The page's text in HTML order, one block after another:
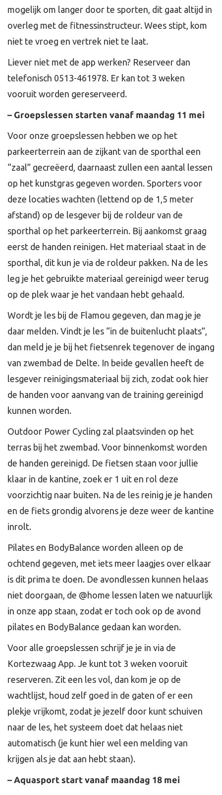
mogelijk om langer door te sporten, dit gaat altijd in
overleg met de fitnessinstructeur. Wees stipt, kom
niet te vroeg en vertrek niet te laat.
Liever niet met de app werken? Reserveer dan
telefonisch 0513-461978. Er kan tot 3 weken
vooruit worden gereserveerd.
– Groepslessen starten vanaf maandag 11 mei
Voor onze groepslessen hebben we op het
parkeerterrein aan de zijkant van de sporthal een
“zaal” gecreëerd, daarnaast zullen een aantal lessen
op het kunstgras gegeven worden. Sporters voor
deze locaties wachten (lettend op de 1,5 meter
afstand) op de lesgever bij de roldeur van de
sporthal op het parkeerterrein. Bij aankomst graag
eerst de handen reinigen. Het materiaal staat in de
sporthal, dit kun je via de roldeur pakken. Na de les
leg je het gebruikte materiaal gereinigd weer terug
op de plek waar je het vandaan hebt gehaald.
Wordt je les bij de Flamou gegeven, dan mag je je
daar melden. Vindt je les “in de buitenlucht plaats”,
dan meld je je bij het fietsenrek tegenover de ingang
van zwembad de Delte. In beide gevallen heeft de
lesgever reinigingsmateriaal bij zich, zodat ook hier
de handen voor aanvang van de training gereinigd
kunnen worden.
Outdoor Power Cycling zal plaatsvinden op het
terras bij het zwembad. Voor binnenkomst worden
de handen gereinigd. De fietsen staan voor jullie
klaar in de kantine, zoek er 1 uit en rol deze
voorzichtig naar buiten. Na de les reinig je je handen
en de fiets grondig alvorens je deze weer de kantine
inrolt.
Pilates en BodyBalance worden alleen op de
ochtend gegeven, met iets meer laagjes over elkaar
is dit prima te doen. De avondlessen kunnen helaas
niet doorgaan, de @home lessen laten we natuurlijk
in onze app staan, zodat er toch ook op de avond
pilates en BodyBalance gedaan kan worden.
Voor alle groepslessen schrijf je je in via de
Kortezwaag App. Je kunt tot 3 weken vooruit
reserveren. Zit een les vol, dan kom je op de
wachtlijst, houd zelf goed in de gaten of er een
plekje vrijkomt, zodat je jezelf door kunt schuiven
naar de les, het systeem doet dat helaas niet
automatisch (je kunt hier wel een melding van
krijgen als je dat aan hebt staan).
– Aquasport start vanaf maandag 18 mei